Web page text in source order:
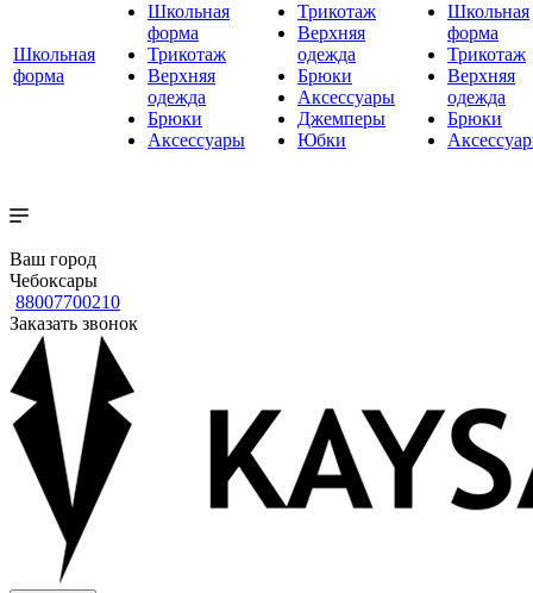
Школьная
форма
Школьная
форма
Трикотаж
Верхняя
одежда
Брюки
Аксессуары
Трикотаж
Верхняя
одежда
Брюки
Аксессуары
Джемперы
Юбки
Школьная
форма
Трикотаж
Верхняя
одежда
Брюки
Ваш город
Чебоксары
88007700210
Заказать звонок